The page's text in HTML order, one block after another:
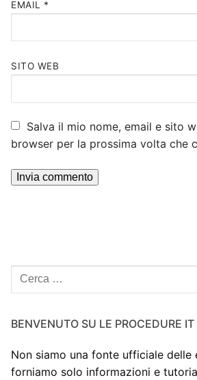
EMAIL *
SITO WEB
Salva il mio nome, email e sito
browser per la prossima volta che
Cerca:
BENVENUTO SU LE PROCEDURE IT
Non siamo una fonte ufficiale delle
forniamo solo informazioni e